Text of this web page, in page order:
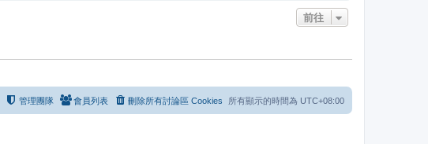
前往
所有顯示的時間為 UTC+08:00
刪除所有討論區 Cookies
會員列表
管理團隊